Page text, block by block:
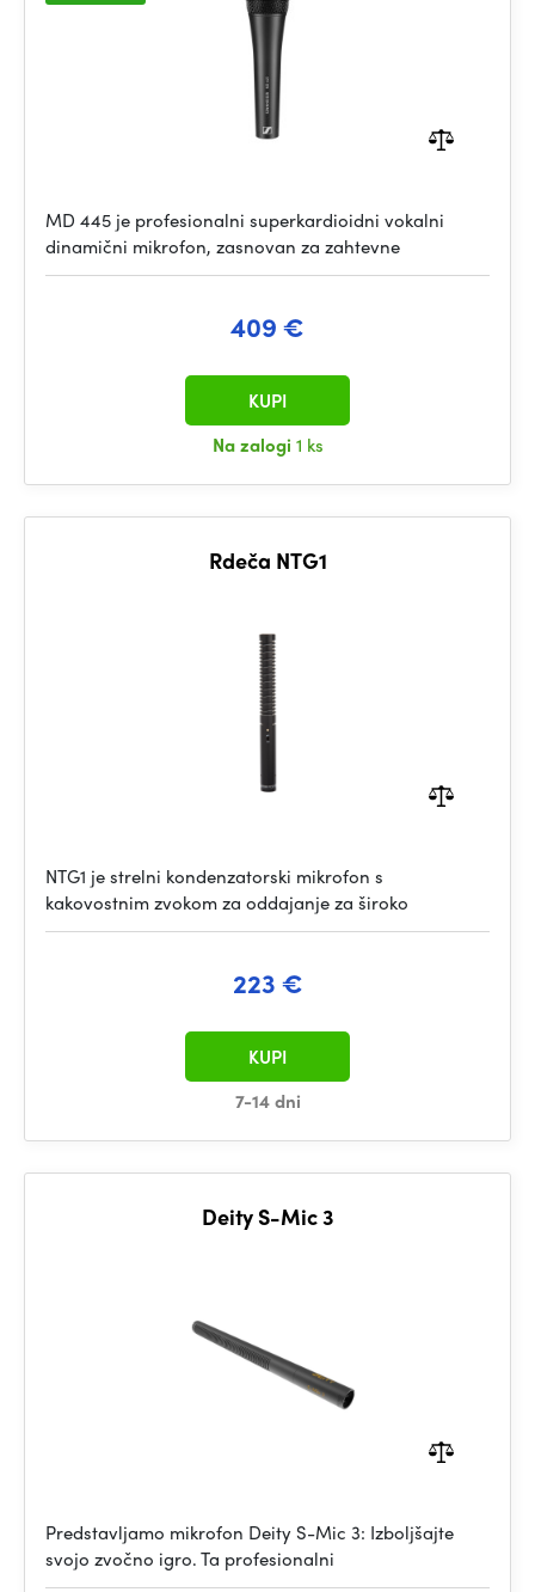
MD 445 je profesionalni superkardioidni vokalni
dinamični mikrofon, zasnovan za zahtevne
409 €
Na zalogi 1 ks
KUPI
Rdeča NTG1
NTG1 je strelni kondenzatorski mikrofon s
kakovostnim zvokom za oddajanje za široko
223 €
7-14 dni
KUPI
Deity S-Mic 3
Predstavljamo mikrofon Deity S-Mic 3: Izboljšajte
svojo zvočno igro. Ta profesionalni